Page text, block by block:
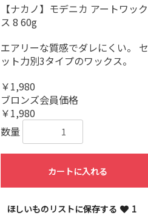
【ナカノ】モデニカ アートワック
ス 8 60g
エアリーな質感でダレにくい。 セ
ット力別3タイプのワックス。
￥1,980
ブロンズ会員価格
￥1,980
数量
カートに入れる
ほしいものリストに保存する 1